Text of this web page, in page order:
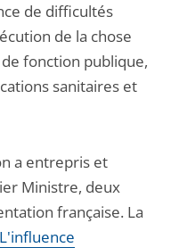
de difficultés
de la chose
fonction publique,
sanitaires et
a entrepris et
Ministre, deux
française. La
L'influence